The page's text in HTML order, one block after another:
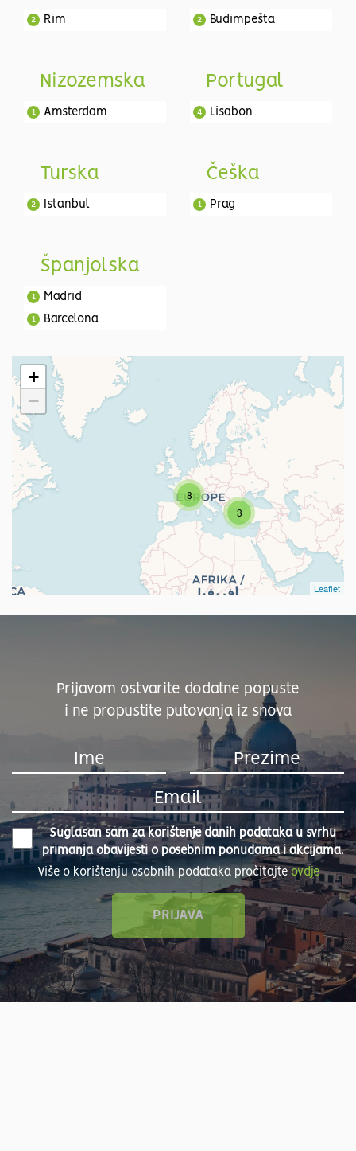
Rim
2 Budimpešta
2
Nizozemska
Amsterdam
1
Portugal
Lisabon
4
Turska
Istanbul
2
Češka
Prag
1
Španjolska
Madrid
1
Barcelona
1
3
8
+
−
Leaflet
Prijavom ostvarite dodatne popuste
i ne propustite putovanja iz snova
Suglasan sam za korištenje danih podataka u svrhu
primanja obavijesti o posebnim ponudama i akcijama.
Više o korištenju osobnih podataka pročitajteovdje